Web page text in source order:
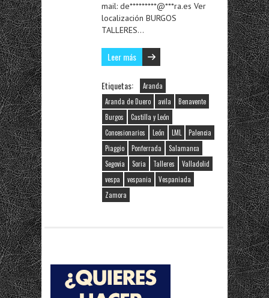
mail: de*********@***ra.es Ver
localización BURGOS
TALLERES…
Leer más
Etiquetas:
Aranda
Aranda de Duero
avila
Benavente
Burgos
Castilla y León
Concesionarios
León LML
Palencia
Piaggio
Ponferrada
Salamanca
Segovia
Soria Talleres
Valladolid
vespa
vespania
Vespaniada
Zamora